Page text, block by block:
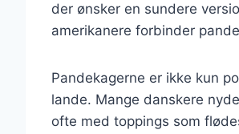
der ønsker en sundere
amerikanere forbinder
Pandekagerne er ikke kun
lande. Mange danskere
ofte med toppings som